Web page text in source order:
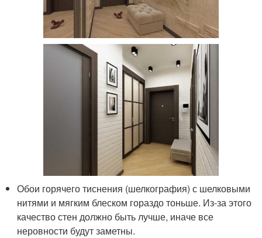
Обои горячего тиснения (шелкография) с шелковыми
нитями и мягким блеском гораздо тоньше. Из-за этого
качество стен должно быть лучше, иначе все
неровности будут заметны.